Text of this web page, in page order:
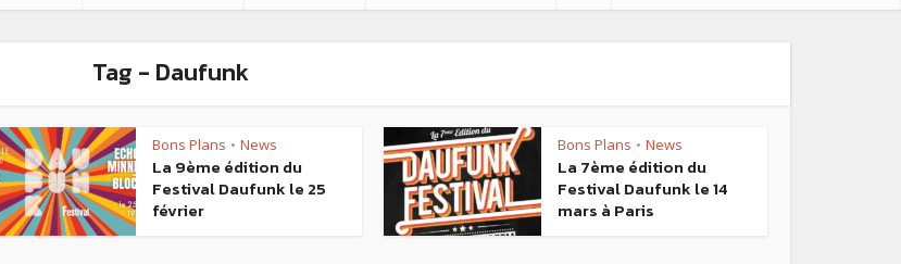
Tag - Daufunk
Bons Plans • News
La 9ème édition du
Festival Daufunk le 25
février
Bons Plans • News
La 7ème édition du
Festival Daufunk le 14
mars à Paris